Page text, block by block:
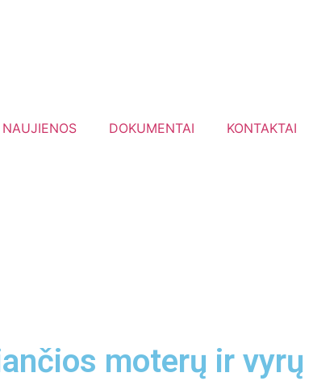
NAUJIENOS DOKUMENTAI KONTAKTAI
moterų ir vyrų